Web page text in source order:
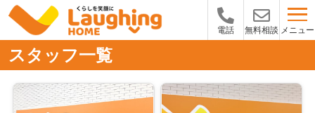
電話 無料相談 メニュー
スタッフ一覧